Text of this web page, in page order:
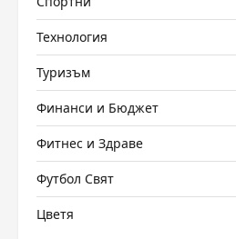
Технология
Туризъм
Финанси и Бюджет
Фитнес и Здраве
Футбол Свят
Цветя